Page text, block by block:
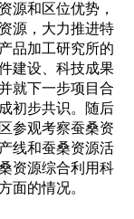
源和区位优势，
源，大力推进特
品加工研究所的
建设、科技成果
就下一步项目合
初步共识。随后
参观考察蚕桑资
线和蚕桑资源活
资源综合利用科
面的情况。